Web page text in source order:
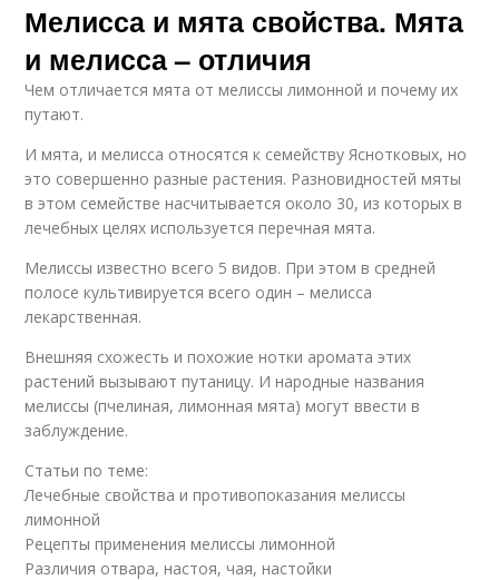
Мелисса и мята свойства. Мята
и мелисса – отличия
Чем отличается мята от мелиссы лимонной и почему их
путают.
И мята, и мелисса относятся к семейству Яснотковых, но
это совершенно разные растения. Разновидностей мяты
в этом семействе насчитывается около 30, из которых в
лечебных целях используется перечная мята.
Мелиссы известно всего 5 видов. При этом в средней
полосе культивируется всего один – мелисса
лекарственная.
Внешняя схожесть и похожие нотки аромата этих
растений вызывают путаницу. И народные названия
мелиссы (пчелиная, лимонная мята) могут ввести в
заблуждение.
Статьи по теме:
Лечебные свойства и противопоказания мелиссы
лимонной
Рецепты применения мелиссы лимонной
Различия отвара, настоя, чая, настойки